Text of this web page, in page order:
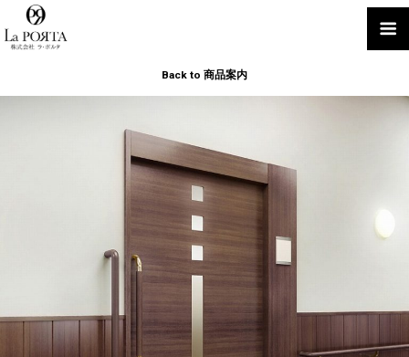
Back to 商品案内